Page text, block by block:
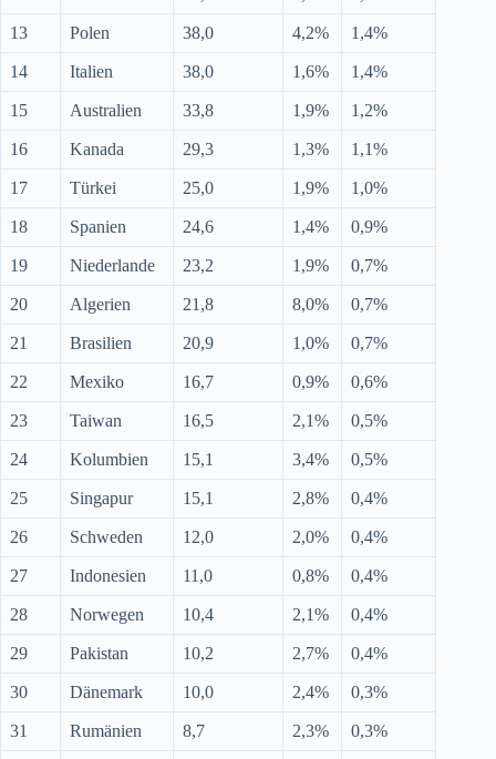
13 Polen 38,0 4,2% 1,4%
14 Italien 38,0 1,6% 1,4%
15 Australien 33,8 1,9% 1,2%
16 Kanada 29,3 1,3% 1,1%
17 Türkei 25,0 1,9% 1,0%
18 Spanien 24,6 1,4% 0,9%
19 Niederlande 23,2 1,9% 0,7%
20 Algerien 21,8 8,0% 0,7%
21 Brasilien 20,9 1,0% 0,7%
22 Mexiko 16,7 0,9% 0,6%
23 Taiwan 16,5 2,1% 0,5%
24 Kolumbien 15,1 3,4% 0,5%
25 Singapur 15,1 2,8% 0,4%
26 Schweden 12,0 2,0% 0,4%
27 Indonesien 11,0 0,8% 0,4%
28 Norwegen 10,4 2,1% 0,4%
29 Pakistan 10,2 2,7% 0,4%
30 Dänemark 10,0 2,4% 0,3%
31 Rumänien 8,7 2,3% 0,3%